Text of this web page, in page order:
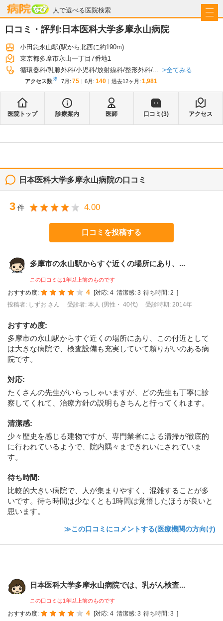
人で選べる医院検索
病院なび
口コミ・評判: 日本医科大学多摩永山病院
小田急永山駅(駅から北西に約190m)
東京都多摩市永山一丁目7番地1
循環器科 乳腺外科 小児科 放射線科 整形外科 ... 全てみる
アクセス数※ 7月 : 75 6月 : 140 過去12ヶ月: 1,981
医院トップ 診療案内 医師 口コミ(3) アクセス
日本医科大学多摩永山病院の口コミ
3 件 4.00
口コミを投稿する
多摩市の永山駅からすぐ近くの場所にあり、...
この口コミは1年以上前のものです
おすすめ度: 4 [対応: 4 清潔感: 3 待ち時間: 2 ]
投稿者: しずお さん
受診者: 本人 (男性・ 40代) 受診時期: 2014年
おすすめ度:
多摩市の永山駅からすぐ近くの場所にあり、この付近として
は大きな病院で、検査設備も充実していて頼りがいのある病
院です。
対応:
たくさんの先生がいらっしゃいますが、どの先生も丁寧に診
察してくれて、治療方針の説明もきちんと行ってくれます。
清潔感:
少々歴史を感じる建物ですが、専門業者による清掃が徹底的
に行われているようで、院内隅々まできれいにされていま
す。
待ち時間:
比較的大きい病院で、人が集まりやすく、混雑することが多
いです。待ち時間は少なくとも1時間は覚悟したほうが良いと
思います。
≫この口コミにコメントする(医療機関の方向け)
日本医科大学多摩永山病院では、乳がん検査...
この口コミは1年以上前のものです
おすすめ度: 4 対応: 4 清潔感: 3 待ち時間: 3